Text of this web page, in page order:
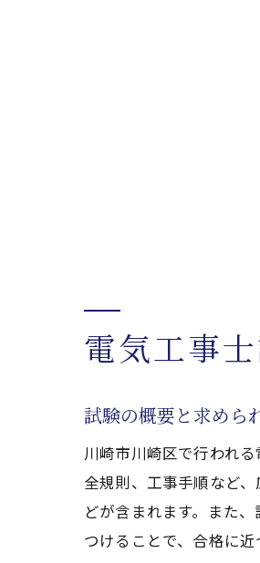
電気工事
試験の概要と求めら
川崎市川崎区で行われ
全規則、工事手順など
どが含まれます。また
つけることで、合格に